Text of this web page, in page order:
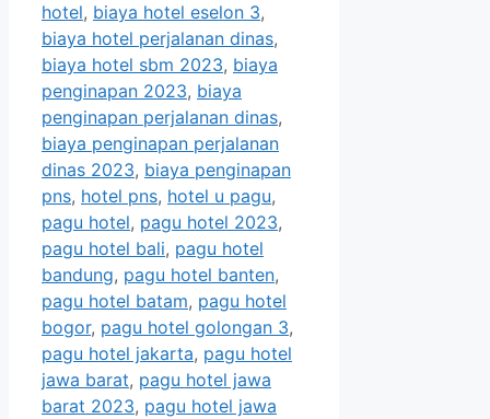
hotel, biaya hotel eselon 3,
biaya hotel perjalanan dinas,
biaya hotel sbm 2023, biaya
penginapan 2023, biaya
penginapan perjalanan dinas,
biaya penginapan perjalanan
dinas 2023, biaya penginapan
pns, hotel pns, hotel u pagu,
pagu hotel, pagu hotel 2023,
pagu hotel bali, pagu hotel
bandung, pagu hotel banten,
pagu hotel batam, pagu hotel
bogor, pagu hotel golongan 3,
pagu hotel jakarta, pagu hotel
jawa barat, pagu hotel jawa
barat 2023, pagu hotel jawa